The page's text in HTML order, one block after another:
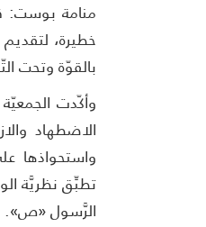
منامة بوست:
خطيرة،
بالقوّة وتحت
وأكّدت
الاضطهاد
واستحواذها
تطبِّق نظريَّة
الرَّسول «ص».